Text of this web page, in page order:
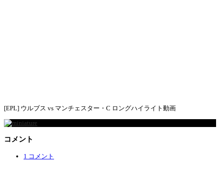
[EPL] ウルブス vs マンチェスター・C ロングハイライト動画
コメント
1 コメント